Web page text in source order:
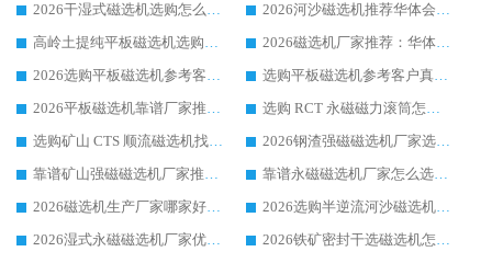
2026干湿式磁选机选购怎么选?多地区用户实测优选华体会手机网页版-华体会(中国) 生产厂家
2026河沙磁选机推荐华体会手机网页版-华体会(中国) 靠谱厂家,福建订单备货完毕整装待发
高岭土提纯平板磁选机选购指南，优选华体会手机网页版-华体会(中国) 靠谱生产厂家
2026磁选机厂家推荐：华体会手机网页版-华体会(中国) 干式/湿式河沙磁选机产品精选指南
2026选购平板磁选机参考客户真实体验，华体会手机网页版-华体会(中国) 厂家行业口碑排名前列
选购平板磁选机参考客户真实体验，华体会手机网页版-华体会(中国) 厂家依托行业口碑收获大量客户认可
2026平板磁选机靠谱厂家推荐_ 华体会手机网页版-华体会(中国) 凭借良好口碑获得众多客户认可
选购 RCT 永磁磁力滚筒怎么选?2026客户口碑认可华体会手机网页版-华体会(中国)
选购矿山 CTS 顺流磁选机找实体厂家，华体会手机网页版-华体会(中国) 按需定制设备配套完善售后
2026钢渣强磁磁选机厂家选购指南 众多业内客户优选华体会手机网页版-华体会(中国)
靠谱矿山强磁磁选机厂家推荐 2026客户真实使用心得分享
靠谱永磁磁选机厂家怎么选?福建客户真实体验分享华体会手机网页版-华体会(中国) 品牌
2026磁选机生产厂家哪家好?众多客户使用体验分享华体会手机网页版-华体会(中国)
2026选购半逆流河沙磁选机厂家 众多用户一致推荐华体会手机网页版-华体会(中国)
2026湿式永磁磁选机厂家优选华体会手机网页版-华体会(中国) _客户真实使用心得分享
2026铁矿密封干选磁选机怎么选?华体会手机网页版-华体会(中国) 厂家客户实操心得分享